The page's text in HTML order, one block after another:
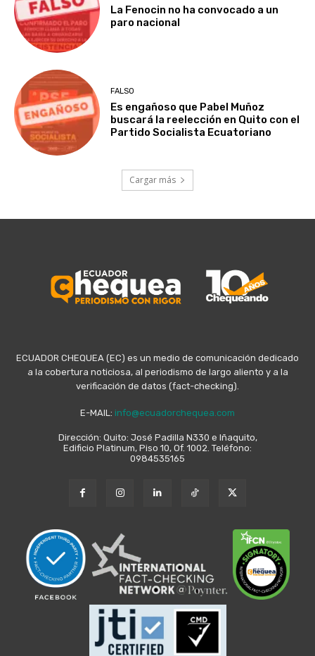
La Fenocin no ha convocado a un
paro nacional
FALSO
Es engañoso que Pabel Muñoz
buscará la reelección en Quito con el
Partido Socialista Ecuatoriano
Cargar más
ECUADOR CHEQUEA (EC) es un medio de comunicación dedicado
a la cobertura noticiosa, al periodismo de largo aliento y a la
verificación de datos (fact-checking).
E-MAIL: info@ecuadorchequea.com
Dirección: Quito: José Padilla N330 e Iñaquito,
Edificio Platinum, Piso 10, Of. 1002. Teléfono:
0984535165